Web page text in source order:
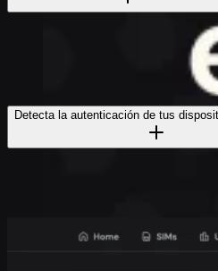
Detecta la autenticación de tus